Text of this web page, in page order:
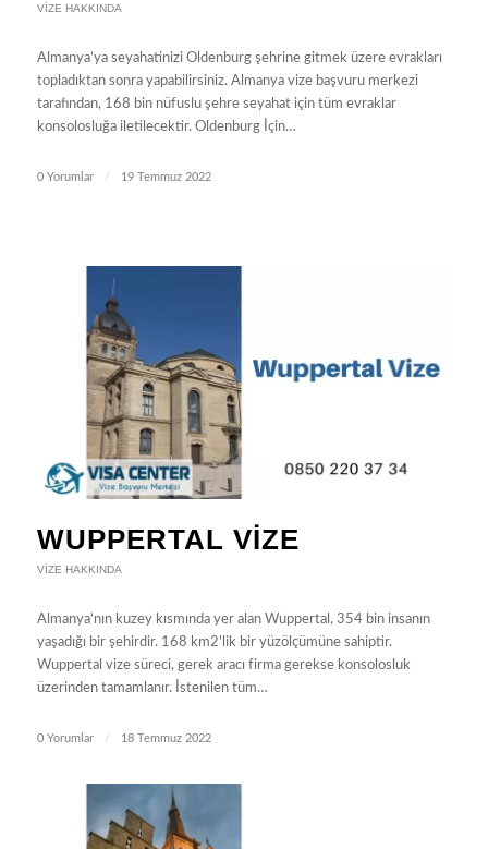
VIZE HAKKINDA
Almanya’ya seyahatinizi Oldenburg şehrine gitmek üzere evrakları
topladıktan sonra yapabilirsiniz. Almanya vize başvuru merkezi
tarafından, 168 bin nüfuslu şehre seyahat için tüm evraklar
konsolosluğa iletilecektir. Oldenburg İçin…
0 Yorumlar / 19 Temmuz 2022
WUPPERTAL VIZE
VIZE HAKKINDA
Almanya'nın kuzey kısmında yer alan Wuppertal, 354 bin insanın
yaşadığı bir şehirdir. 168 km2'lik bir yüzölçümüne sahiptir.
Wuppertal vize süreci, gerek aracı firma gerekse konsolosluk
üzerinden tamamlanır. İstenilen tüm…
0 Yorumlar / 18 Temmuz 2022